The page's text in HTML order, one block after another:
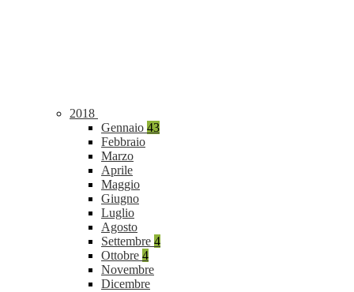
2018
Gennaio 43
Febbraio
Marzo
Aprile
Maggio
Giugno
Luglio
Agosto
Settembre 4
Ottobre 4
Novembre
Dicembre